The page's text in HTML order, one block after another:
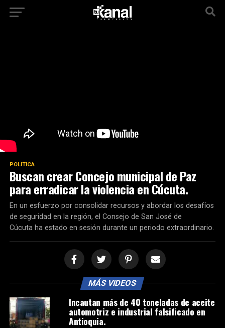
POLITICA
Buscan crear Concejo municipal de Paz
para erradicar la violencia en Cúcuta.
En un esfuerzo por consolidar recursos y abordar los desafíos
de seguridad en la región, el Consejo de San José de
Cúcuta ha estado en sesión durante un periodo extraordinario.
MÁS VIDEOS
Incautan más de 40 toneladas de aceite
automotriz e industrial falsificado en
Antioquia.